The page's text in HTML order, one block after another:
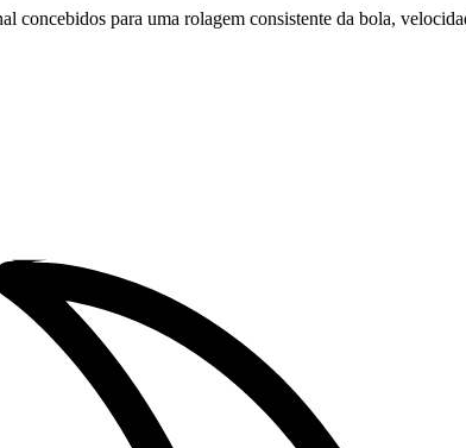
para uma rolagem consistente da bola,